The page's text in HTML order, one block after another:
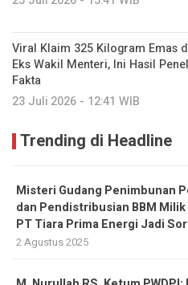
Viral Klaim 325 Kilogram Emas
Eks Wakil Menteri, Ini Hasil
Fakta
23 Juli 2026 - 12:41 WIB
Trending di Headline
Misteri Gudang Penimbunan
dan Pendistribusian BBM
PT Tiara Prima Energi Jadi
2 Agustus 2025